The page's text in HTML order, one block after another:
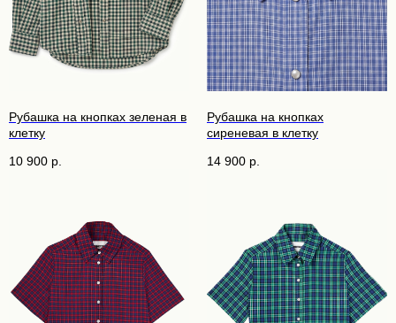
Рубашка на кнопках зеленая в
клетку
10 900 р.
Рубашка на кнопках
сиреневая в клетку
14 900 р.